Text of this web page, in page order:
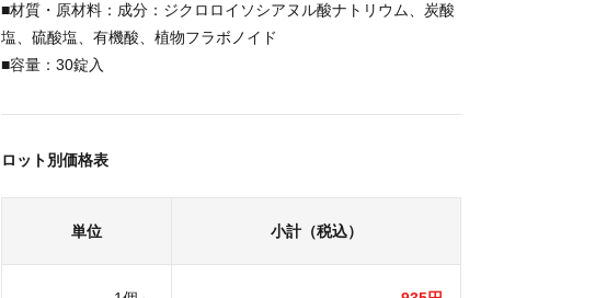
■材質・原材料：成分：ジクロロイソシアヌル酸ナトリウム、炭酸
塩、硫酸塩、有機酸、植物フラボノイド
■容量：30錠入
ロット別価格表
単位 小計（税込）